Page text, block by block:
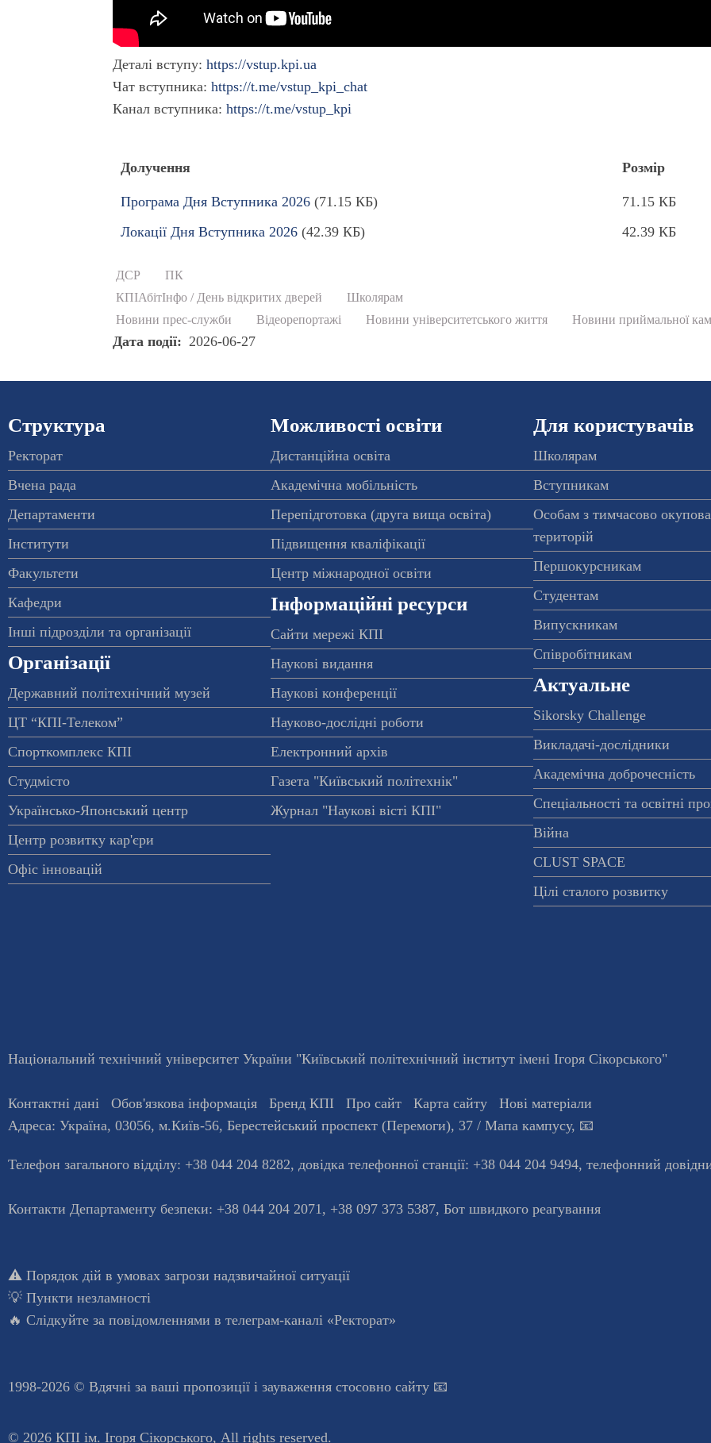
Деталі вступу:https://vstup.kpi.ua
Чат вступника:https://t.me/vstup_kpi_chat
Канал вступника:https://t.me/vstup_kpi
Долучення Розмір
Програма Дня Вступника 2026 (71.15 КБ)
71.15 КБ
Локації Дня Вступника 2026 (42.39 КБ) 42.39 КБ
ДСР
ПК
КПІАбітІнфо / День відкритих дверей
Школярам
Новини прес-служби
Відеорепортажі Новини університетського життя Новини приймальної
Дата події 2026-06-27
Структура
Ректорат
Вчена рада
Департаменти
Інститути
Факультети
Кафедри
Інші підрозділи та організації
Організації
Державний політехнічний музей
ЦТ “КПІ-Телеком”
Спорткомплекс КПІ
Студмісто
Українсько-Японський центр
Центр розвитку кар'єри
Офіс інновацій
Можливості освіти
Дистанційна освіта
Академічна мобільність
Перепідготовка (друга вища освіта)
Підвищення кваліфікації
Центр міжнародної освіти
Інформаційні ресурси
Сайти мережі КПІ
Наукові видання
Наукові конференції
Науково-дослідні роботи
Електронний архів
Газета "Київський політехнік"
Журнал "Наукові вісті КПІ"
Для користувачів
Школярам
Вступникам
Особам з тимчасово
територій
Першокурсникам
Студентам
Випускникам
Співробітникам
Актуальне
Sikorsky Challenge
Викладачі-дослідники
Академічна доброчесність
Спеціальності та освітні
Війна
CLUST SPACE
Цілі сталого розвитку
Національний технічний університет України "Київський політехнічний інститут імені Ігоря Сікорського"
Контактні дані Обов'язкова інформація Бренд КПІ Про сайт Карта сайту
Нові матеріали
Адреса: Україна, 03056, м.Київ-56, Берестейський проспект (Перемоги), 37 / Мапа кампусу, 📧
Телефон загального відділу: +38 044 204 8282, довiдка телефонної станцiї: +38 044 204 9494, телефонний
Контакти Департаменту безпеки: +38 044 204 2071, +38 097 373 5387, Бот швидкого реагування
⚠️ Порядок дій в умовах загрози надзвичайної ситуації
💡 Пункти незламності
🔥 Слідкуйте за повідомленнями в телеграм-каналі «Ректорат»
1998-2026 © Вдячні за ваші пропозиції і зауваження стосовно сайту 📧
© 2026 КПІ ім. Ігоря Сікорського, All rights reserved.